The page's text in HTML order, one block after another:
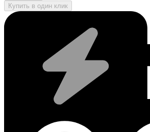
Купить в один клик